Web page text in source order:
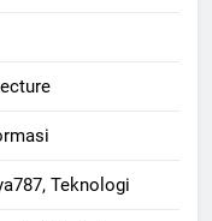
Teknologi